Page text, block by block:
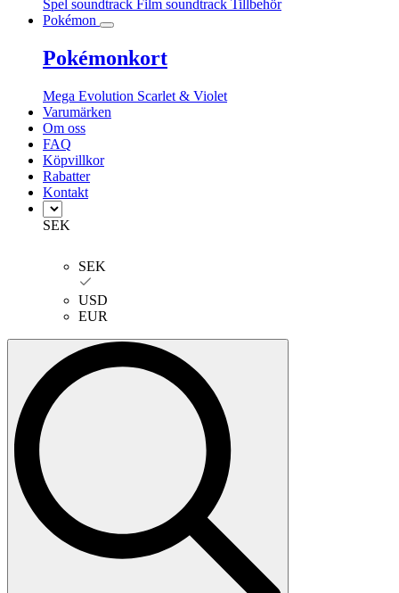
Spel soundtrack Film soundtrack Tillbehör
Pokémon
Pokémonkort
Mega Evolution Scarlet & Violet
Varumärken
Om oss
FAQ
Köpvillkor
Rabatter
Kontakt
SEK
SEK
USD
EUR